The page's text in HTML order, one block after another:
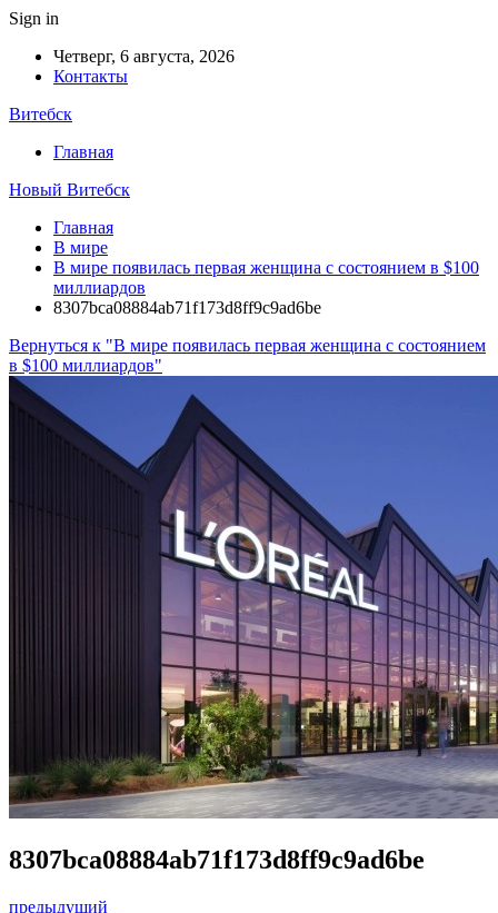
Sign in
Четверг, 6 августа, 2026
Контакты
Витебск
Главная
Новый Витебск
Главная
В мире
В мире появилась первая женщина с состоянием в $100
миллиардов
8307bca08884ab71f173d8ff9c9ad6be
Вернуться к "В мире появилась первая женщина с состоянием
в $100 миллиардов"
8307bca08884ab71f173d8ff9c9ad6be
предыдущий